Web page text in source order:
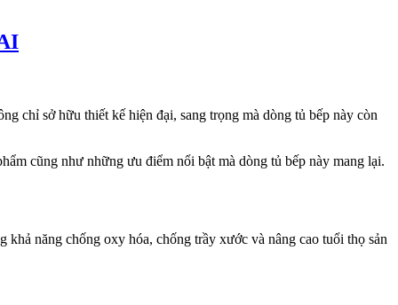
chỉ sở hữu thiết kế hiện đại, sang trọng mà dòng tủ bếp này còn
cũng như những ưu điểm nổi bật mà dòng tủ bếp này mang lại.
năng chống oxy hóa, chống trầy xước và nâng cao tuổi thọ sản